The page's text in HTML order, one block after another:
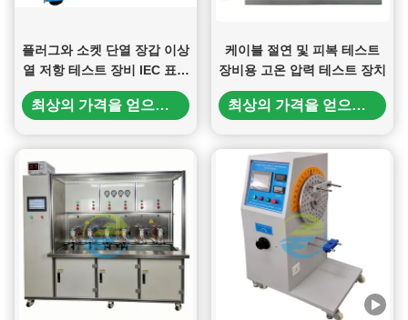
플러그와 소켓 단열 장갑 이상
열 저항 테스트 장비 IEC 표준
준수에 대한 고급 플러그 소켓
테스트
최상의 가격을 얻으세요
케이블 절연 및 피복 테스트
장비용 고온 압력 테스트 장치
최상의 가격을 얻으세요